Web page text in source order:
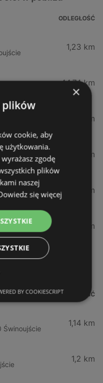
ODLEGŁOŚĆ
1,23 km
44,74 km
50,17 km
51,53 km
Szczecin
51,94 km
52,9 km
w pobliżu
ODLEGŁOŚĆ
Świnoujście
1,14 km
1,2 km
×
plików
cookie, aby
użytkowania.
zgodę
plików
naszej
się więcej
BY COOKIESCRIPT